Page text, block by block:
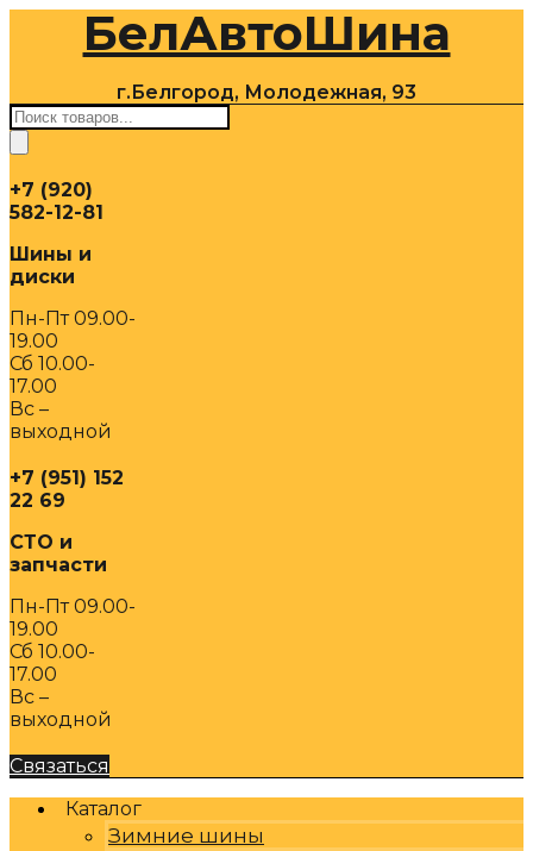
содержимомуБелАвтоШина
г.Белгород, Молодежная, 93
Поиск
товаров
+7 (920)
582-12-81
Шины и
диски
Пн-Пт 09.00-
19.00
Сб 10.00-
17.00
Вс –
выходной
+7 (951) 152
22 69
СТО и
запчасти
Пн-Пт 09.00-
19.00
Сб 10.00-
17.00
Вс –
выходной
Связаться
Каталог
Зимние шины